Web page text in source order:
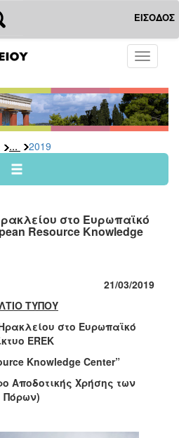
ΕΙΣΟΔΟΣ
Toggle
... 2019
στο Ευρωπαϊκό
Resource Knowledge
21/03/2019
ΤΥΠΟΥ
στο Ευρωπαϊκό
EREK
Knowledge Center”
Αποδοτικής Χρήσης των
Πόρων)